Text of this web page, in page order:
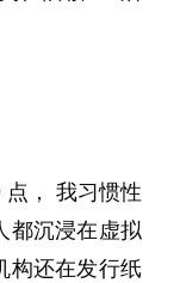
， 我习惯性
都沉浸在虚拟
构还在发行纸